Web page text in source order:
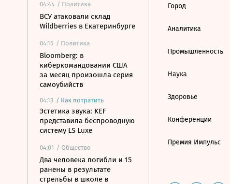
04:44 / Политика
ВСУ атаковали склад
Wildberries в Екатеринбурге
04:15 / Политика
Bloomberg: в
киберкомандовании США
за месяц произошла серия
самоубийств
04:13 / Как потратить
Эстетика звука: KEF
представила беспроводную
систему LS Luxe
04:01 / Общество
Два человека погибли и 15
ранены в результате
стрельбы в школе в
Город
Аналитика
Промышленность
Наука
Здоровье
Конференции
Премия Импульс